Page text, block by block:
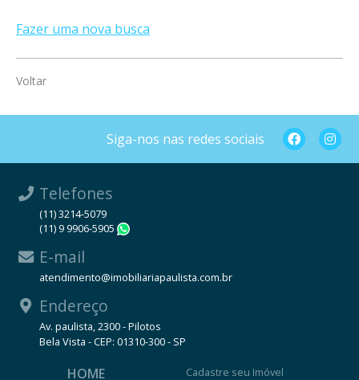
Fazer uma nova busca
Voltar
Siga-nos nas redes sociais
Telefones
(11) 3214-5079
(11) 9 9906-5905
E-mail
atendimento@imobiliariapaulista.com.br
Endereço
Av. paulista, 2300 - Pilotos
Bela Vista - CEP: 01310-300 - SP
HOME Cadastre seu Imóvel